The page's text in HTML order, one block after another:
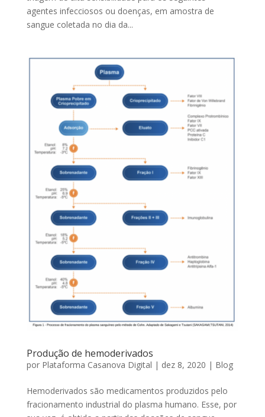
agentes infecciosos ou doenças, em amostra de
sangue coletada no dia da...
Produção de hemoderivados
por Plataforma Casanova Digital | dez 8, 2020 | Blog
Hemoderivados são medicamentos produzidos pelo
fracionamento industrial do plasma humano. Esse, por